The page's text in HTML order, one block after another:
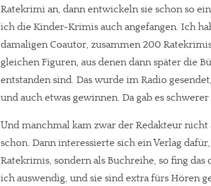
In eigener Sache
Dir gefällt unsere
meinesuedstadt.de finanziert sich durch Partnerprofile
Ratekrimi an, dann entwickeln sie schon so
ich die Kinder-Krimis auch angefangen. Ich
damaligen Coautor, zusammen 200
gleichen Figuren, aus denen dann später die
entstanden sind. Das wurde im Radio
und auch etwas gewinnen. Da gab es
Und manchmal kam zwar der Redakteur
schon. Dann interessierte sich ein Verlag
Ratekrimis, sondern als Buchreihe, so fing das
ich auswendig, und sie sind extra fürs Hören